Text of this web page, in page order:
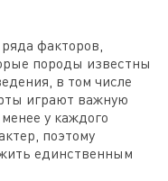
факторов,
породы известны
в том числе
играют важную
у каждого
поэтому
единственным